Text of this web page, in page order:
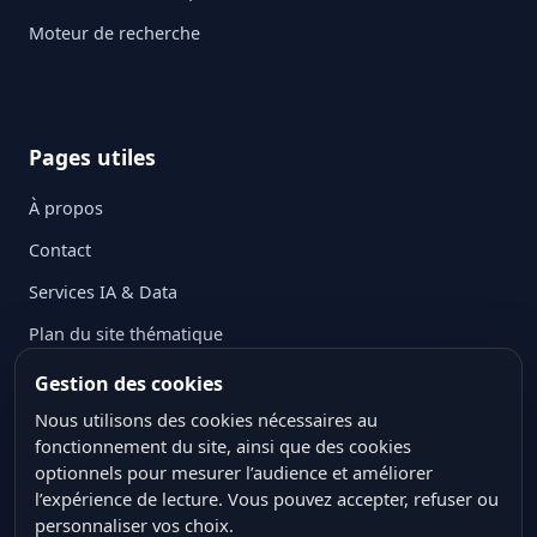
Moteur de recherche
Pages utiles
À propos
Contact
Services IA & Data
Plan du site thématique
Mentions légales
Politique de confidentialité
Politique des cookies
Conditions générales d’utilisation
Gestion des cookies
Nous utilisons des cookies nécessaires au
fonctionnement du site, ainsi que des cookies
optionnels pour mesurer l’audience et améliorer
l’expérience de lecture. Vous pouvez accepter, refuser ou
personnaliser vos choix.